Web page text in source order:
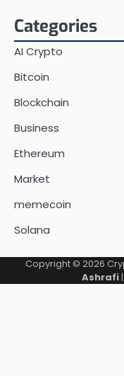
Categories
AI Crypto
Bitcoin
Blockchain
Business
Ethereum
Market
memecoin
Solana
Copyright © 2026
Ashrafi